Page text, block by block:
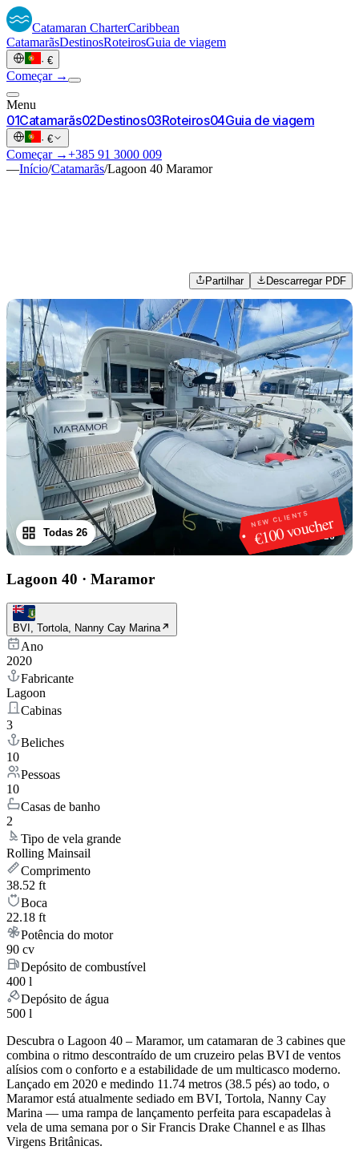
Catamaran CharterCaribbean
CatamarãsDestinosRoteirosGuia de viagem
· €
Começar →
Menu
01Catamarãs02Destinos03Roteiros04Guia de viagem
· €
Começar →+385 91 3000 009
—Início/Catamarãs/Lagoon 40 Maramor
Partilhar Descarregar PDF
NEW CLIENTS
€100 voucher
1/26
Todas 26
Lagoon 40 · Maramor
BVI, Tortola, Nanny Cay Marina
Ano
2020
Fabricante
Lagoon
Cabinas
3
Beliches
10
Pessoas
10
Casas de banho
2
Tipo de vela grande
Rolling Mainsail
Comprimento
38.52 ft
Boca
22.18 ft
Potência do motor
90 cv
Depósito de combustível
400 l
Depósito de água
500 l
Descubra o Lagoon 40 – Maramor, um catamaran de 3 cabines que
combina o ritmo descontraído de um cruzeiro pelas BVI de ventos
alísios com o conforto e a estabilidade de um multicasco moderno.
Lançado em 2020 e medindo 11.74 metros (38.5 pés) ao todo, o
Maramor está atualmente sediado em BVI, Tortola, Nanny Cay
Marina — uma rampa de lançamento perfeita para escapadelas à
vela de uma semana por o Sir Francis Drake Channel e as Ilhas
Virgens Britânicas.